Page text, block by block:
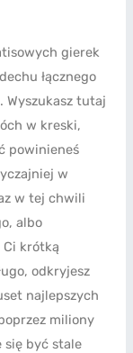
gierek
łącznego
Wyszukasz tutaj
w kreski,
powinieneś
w
w tej chwili
albo
krótką
odkryjesz
najlepszych
miliony
się być stale